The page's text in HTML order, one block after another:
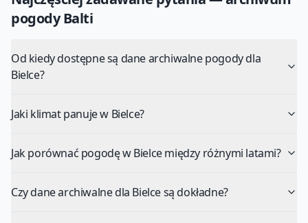
pogodyBalti
Od kiedy dostępne są dane archiwalne pogody dla
Bielce?
Jaki klimat panuje w Bielce?
Jak porównać pogodę w Bielce między różnymi latami?
Czy dane archiwalne dla Bielce są dokładne?